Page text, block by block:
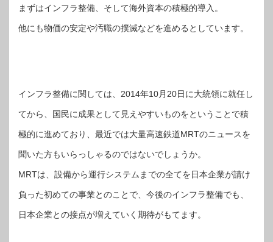
まずはインフラ整備、そして海外資本の積極的導入。
他にも物価の安定や汚職の撲滅などを進めるとしています。
インフラ整備に関しては、2014年10月20日に大統領に就任し
てから、国民に成果として見えやすいものをということで積
極的に進めており、最近では大量高速鉄道MRTのニュースを
聞いた方もいらっしゃるのではないでしょうか。
MRTは、設備から運行システムまでの全てを日本企業が請け
負った初めての事業とのことで、今後のインフラ整備でも、
日本企業との接点が増えていく期待がもてます。